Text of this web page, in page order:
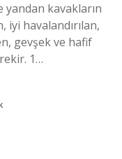
yandan kavakların
havalandırılan,
gevşek ve hafif
1…